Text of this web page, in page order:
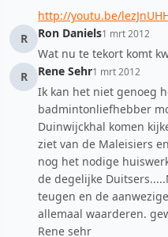
http://youtu.be/
R
Ron Daniels1 mrt 2012
Wat nu te tekort komt
R
Rene Sehr1 mrt 2012
Ik kan het niet genoeg
badmintonliefhebber
Duinwijckhal komen
ziet van de Maleisiers
nog het nodige
de degelijke
teugen en de
allemaal waarderen.
Rene sehr